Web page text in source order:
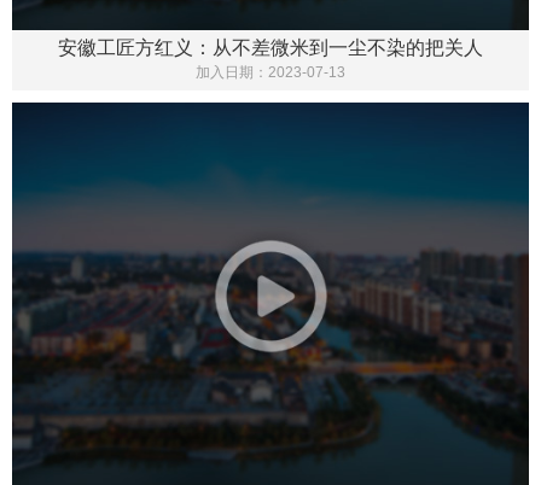
安徽工匠方红义：从不差微米到一尘不染的把关人
加入日期： 2023-07-13